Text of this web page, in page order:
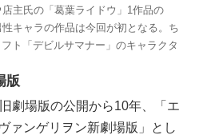
主氏の「葛葉ライドウ」1作品の
キャラの作品は今回が初となる。ち
ト「デビルサマナー」のキャラクタ
版
劇場版の公開から10年、「エ
ァンゲリヲン新劇場版」とし